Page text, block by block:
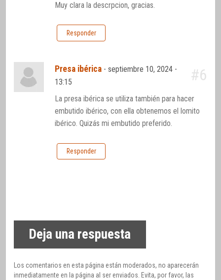
Muy clara la descrpcion, gracias.
Responder
Presa ibérica -septiembre 10, 2024 -
13:15
#6
La presa ibérica se utiliza también para hacer
embutido ibérico, con ella obtenemos el lomito
ibérico. Quizás mi embutido preferido.
Responder
Deja una respuesta
Los comentarios en esta página están moderados, no aparecerán
inmediatamente en la página al ser enviados. Evita, por favor, las